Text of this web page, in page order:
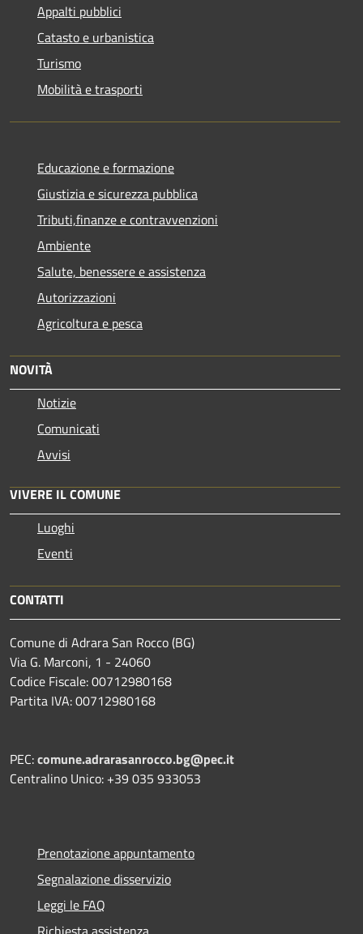
Appalti pubblici
Catasto e urbanistica
Turismo
Mobilità e trasporti
Educazione e formazione
Giustizia e sicurezza pubblica
Tributi,finanze e contravvenzioni
Ambiente
Salute, benessere e assistenza
Autorizzazioni
Agricoltura e pesca
NOVITÀ
Notizie
Comunicati
Avvisi
VIVERE IL COMUNE
Luoghi
Eventi
CONTATTI
Comune di Adrara San Rocco (BG)
Via G. Marconi, 1 - 24060
Codice Fiscale: 00712980168
Partita IVA: 00712980168
PEC:comune.adrarasanrocco.bg@pec.it
Centralino Unico: +39 035 933053
Prenotazione appuntamento
Segnalazione disservizio
Leggi le FAQ